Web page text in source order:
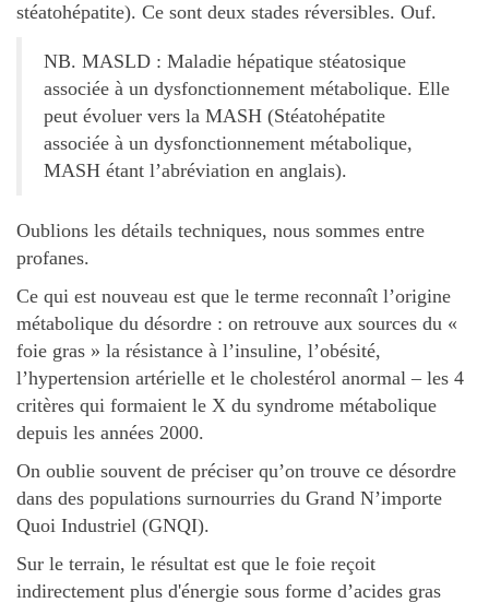
stéatohépatite). Ce sont deux stades réversibles. Ouf.
NB. MASLD : Maladie hépatique stéatosique
associée à un dysfonctionnement métabolique. Elle
peut évoluer vers la MASH (Stéatohépatite
associée à un dysfonctionnement métabolique,
MASH étant l’abréviation en anglais).
Oublions les détails techniques, nous sommes entre
profanes.
Ce qui est nouveau est que le terme reconnaît l’origine
métabolique du désordre : on retrouve aux sources du «
foie gras » la résistance à l’insuline, l’obésité,
l’hypertension artérielle et le cholestérol anormal – les 4
critères qui formaient le X du syndrome métabolique
depuis les années 2000.
On oublie souvent de préciser qu’on trouve ce désordre
dans des populations surnourries du Grand N’importe
Quoi Industriel (GNQI).
Sur le terrain, le résultat est que le foie reçoit
indirectement plus d'énergie sous forme d’acides gras